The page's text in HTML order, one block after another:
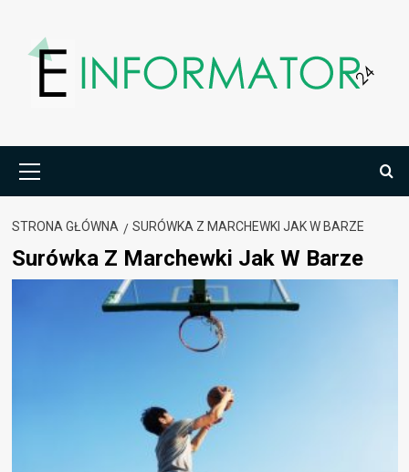
treści
główne
STRONA GŁÓWNA SURÓWKA Z MARCHEWKI JAK W BARZE
Surówka Z Marchewki Jak W Barze